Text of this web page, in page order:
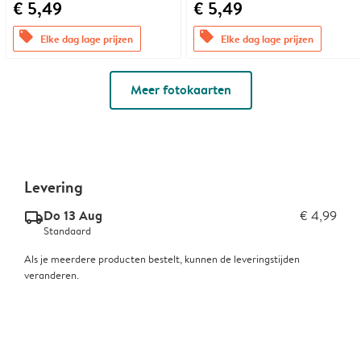
€ 5,49
offers Elke dag lage prijzen
€ 5,49
offers Elke dag lage prijzen
Meer fotokaarten
Levering
delivery_standard_v2Do 13 Aug € 4,99
Standaard
Als je meerdere producten bestelt, kunnen de leveringstijden
veranderen.